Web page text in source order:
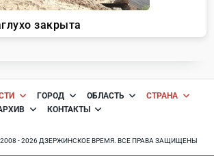
ГОРОД ОБЛАСТЬ
СТРАНА
КОНТАКТЫ
2008 - 2026 ДЗЕРЖИНСКОЕ ВРЕМЯ. ВСЕ ПРАВА ЗАЩИЩЕНЫ